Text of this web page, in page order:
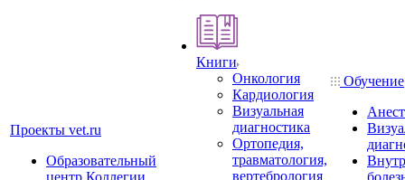
Проекты vet.ru
Образовательный
Книги
Онкология
Кардиология
Визуальная
диагностика
Ортопедия,
травматология,
вертебрология
Обучение